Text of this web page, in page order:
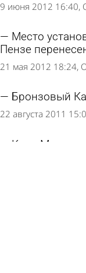
9 июня 2012 16:40
Место
Пензе
21 мая 2012 18:24
Бронзовый
22 августа 2011
Карл Маркс